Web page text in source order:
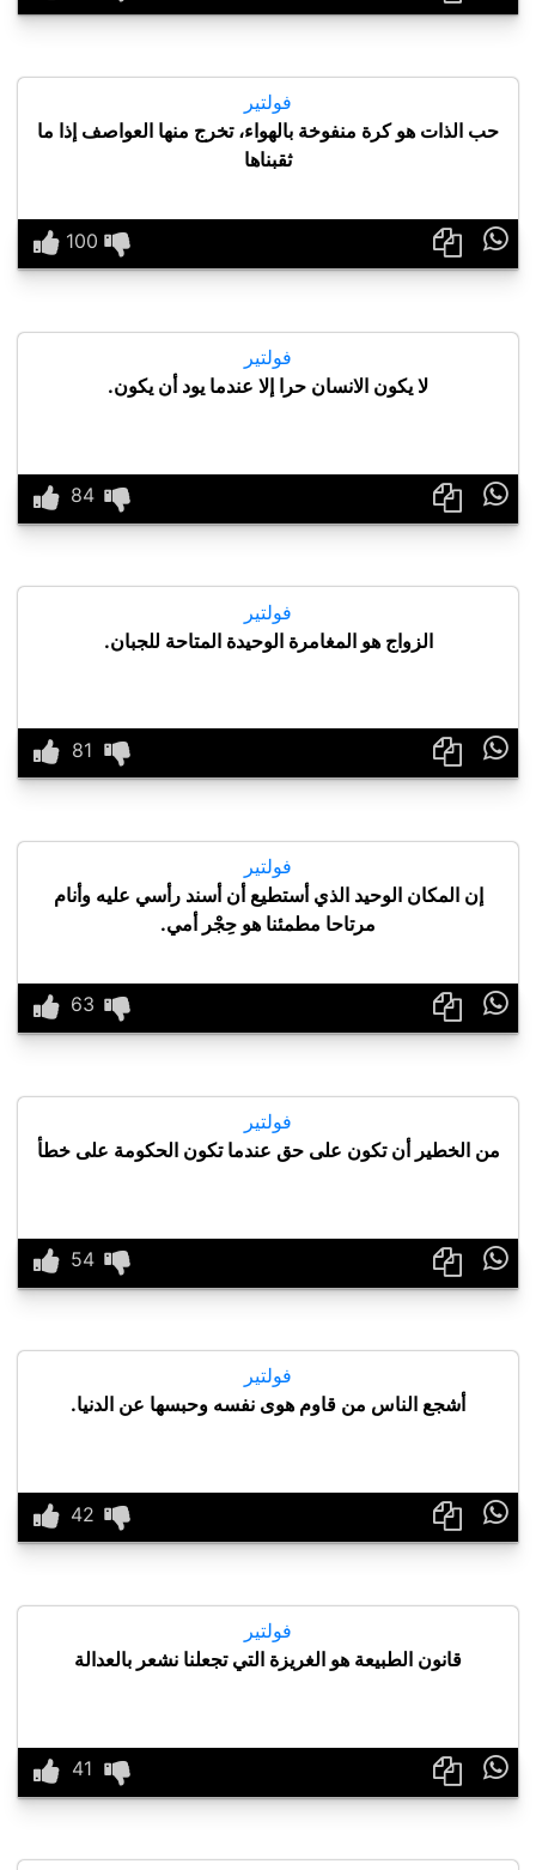
فولتير
حب الذات هو كرة منفوخة بالهواء، تخرج منها العواصف إذا ما
ثقبناها

فولتير
لا يكون الانسان حرا إلا عندما يود أن يكون.

فولتير
الزواج هو المغامرة الوحيدة المتاحة للجبان.

فولتير
إن المكان الوحيد الذي أستطيع أن أسند رأسي عليه وأنام
مرتاحا مطمئنا هو حِجْر أمي.

فولتير
من الخطير أن تكون على حق عندما تكون الحكومة على خطأ

فولتير
أشجع الناس من قاوم هوى نفسه وحبسها عن الدنيا.

فولتير
قانون الطبيعة هو الغريزة التي تجعلنا نشعر بالعدالة
